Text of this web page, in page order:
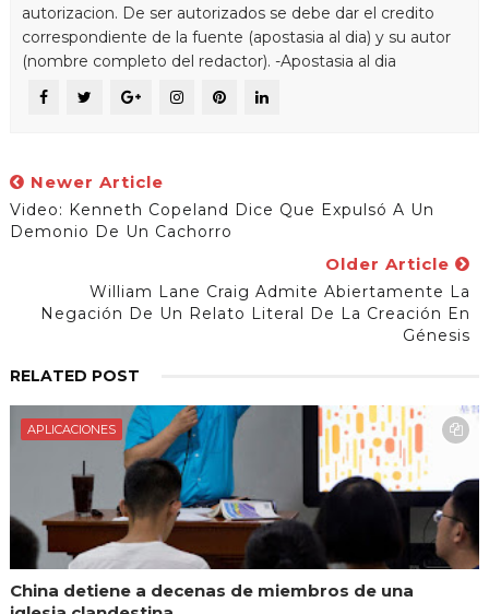
autorizacion. De ser autorizados se debe dar el credito
correspondiente de la fuente (apostasia al dia) y su autor
(nombre completo del redactor). -Apostasia al dia
Newer Article
Video: Kenneth Copeland Dice Que Expulsó A Un
Demonio De Un Cachorro
Older Article
William Lane Craig Admite Abiertamente La
Negación De Un Relato Literal De La Creación En
Génesis
RELATED POST
APLICACIONES
China detiene a decenas de miembros de una